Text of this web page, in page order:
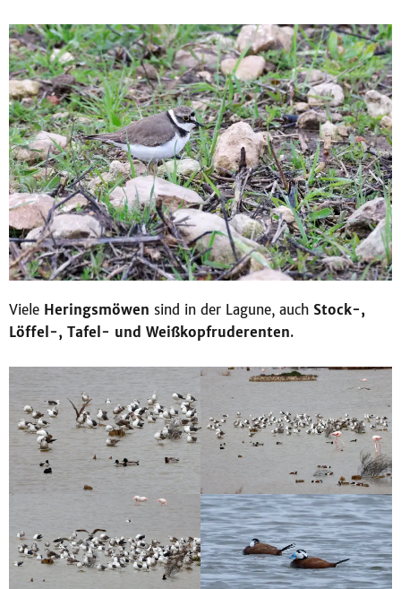
Viele Heringsmöwen sind in der Lagune, auch Stock-,
Löffel-, Tafel- und Weißkopfruderenten.